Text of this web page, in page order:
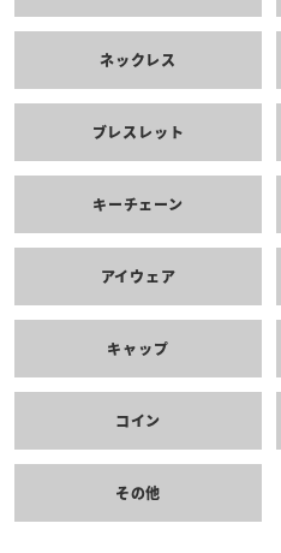
ネックレス
ブレスレット
キーチェーン
アイウェア
キャップ
コイン
その他